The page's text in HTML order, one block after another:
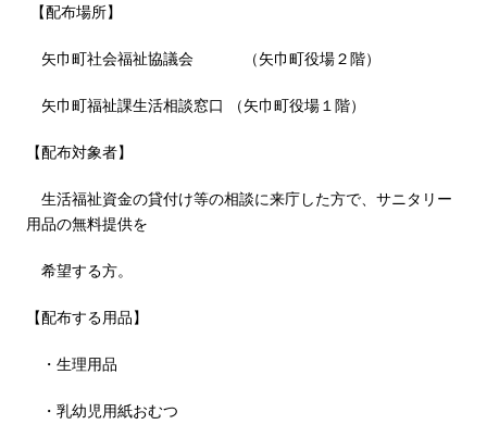
【配布場所】
矢巾町社会福祉協議会 （矢巾町役場２階）
矢巾町福祉課生活相談窓口 （矢巾町役場１階）
【配布対象者】
生活福祉資金の貸付け等の相談に来庁した方で、サニタリー
用品の無料提供を
希望する方。
【配布する用品】
・生理用品
・乳幼児用紙おむつ